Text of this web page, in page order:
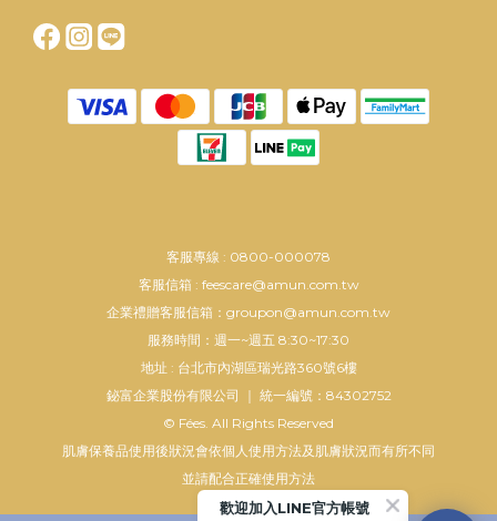
客服專線 : 0800-000078
客服信箱 : feescare@amun.com.tw
企業禮贈客服信箱：groupon@amun.com.tw
服務時間：週一~週五 8:30~17:30
地址 : 台北市內湖區瑞光路360號6樓
鉍富企業股份有限公司 ｜ 統一編號：84302752
© Fées. All Rights Reserved
肌膚保養品使用後狀況會依個人使用方法及肌膚狀況而有所不同
並請配合正確使用方法
歡迎加入LINE官方帳號